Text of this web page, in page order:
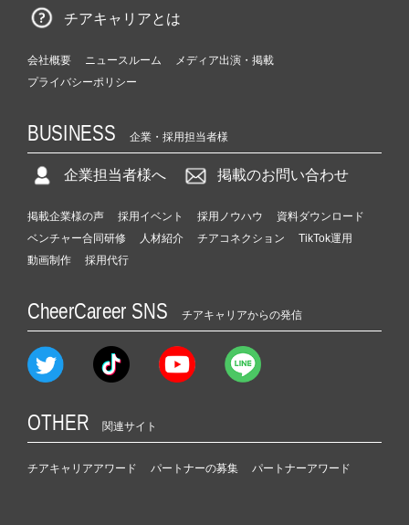
チアキャリアとは
会社概要 ニュースルーム
メディア出演・掲載
プライバシーポリシー
BUSINESS 企業・採用担当者様
企業担当者様へ 掲載のお問い合わせ
掲載企業様の声 採用イベント 採用ノウハウ
資料ダウンロード
ベンチャー合同研修
人材紹介 チアコネクション
TikTok運用
動画制作
採用代行
CheerCareer SNS チアキャリアからの発信
OTHER 関連サイト
チアキャリアアワード パートナーの募集 パートナーアワード